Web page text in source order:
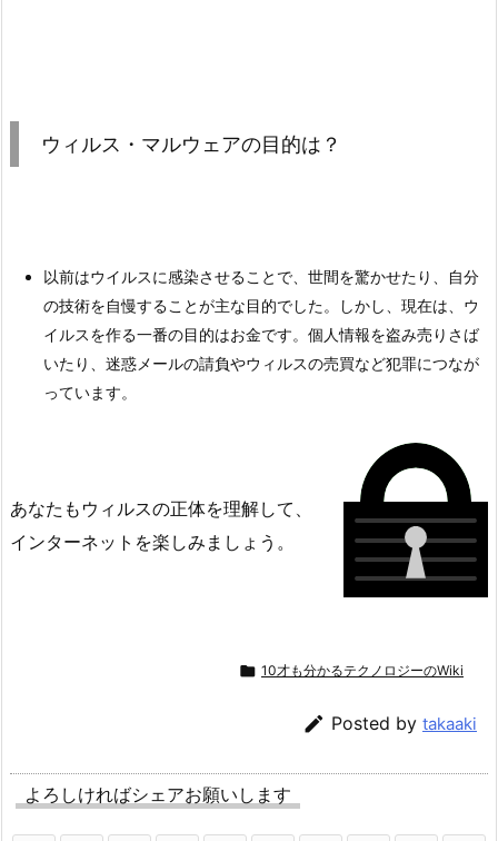
ウィルス・マルウェアの目的は？
以前はウイルスに感染させることで、世間を驚かせたり、自分
の技術を自慢することが主な目的でした。しかし、現在は、ウ
イルスを作る一番の目的はお金です。個人情報を盗み売りさば
いたり、迷惑メールの請負やウィルスの売買など犯罪につなが
っています。
あなたもウィルスの正体を理解して、
インターネットを楽しみましょう。
 10才も分かるテクノロジーのWiki
 Posted by takaaki
よろしければシェアお願いします